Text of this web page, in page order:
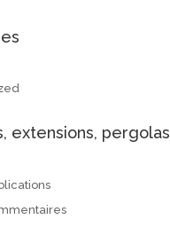
extensions, pergolas